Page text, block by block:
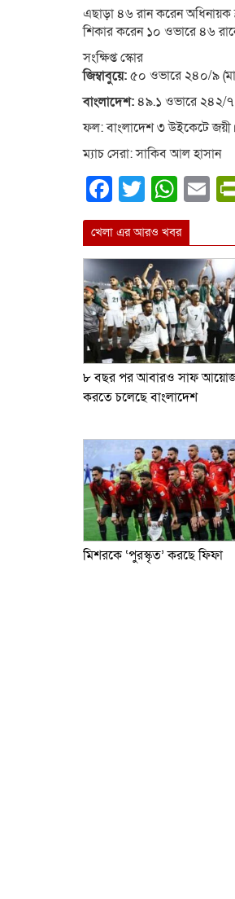
এছাড়া ৪৬ রান করেন অধিনায়ক
শিকার করেন ১০ ওভারে ৪৬
সংক্ষিপ্ত স্কোর
জিম্বাবুয়ে:৫০ ওভারে ২৪০/৯
বাংলাদেশ:৪৯.১ ওভারে ২৪২/৭
ফল: বাংলাদেশ ৩ উইকেটে জয়ী।
ম্যাচ সেরা: সাকিব আল হাসান
Facebook
Twitter
খেলা এর আরও খবর
৮ বছর পর আবারও সাফ
করতে চলেছে বাংলাদেশ
মিশরকে ‘পুরস্কৃত’ করছে ফিফা